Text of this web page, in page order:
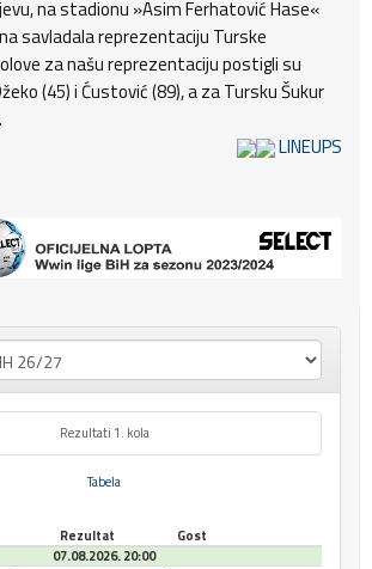
na stadionu »Asim Ferhatović Hase«
savladala reprezentaciju Turske
za našu reprezentaciju postigli su
(45) i Ćustović (89), a za Tursku Šukur
LINEUPS
Rezultati 1. kola
Tabela
Rezultat
Gost
07.08.2026. 20:00